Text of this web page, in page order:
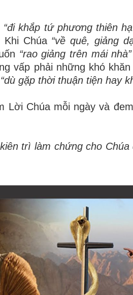
“đi khắp tứ phương thiên
Khi Chúa “về quê, giảng
“rao giảng trên mái nhà”
vấp phải những khó
“dù gặp thời thuận tiện hay
Lời Chúa mỗi ngày và
trì làm chứng cho